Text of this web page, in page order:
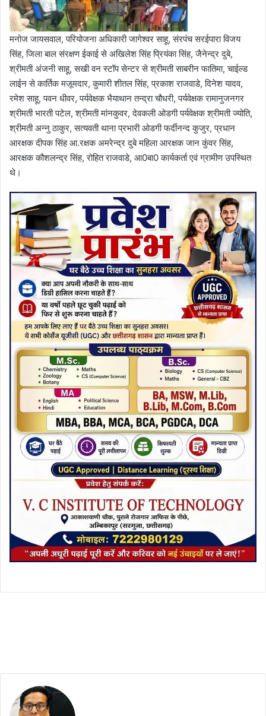
मनोज जायसवाल, परियोजना अधिकारी जागेश्वर साहू, संरपंच सरईपारा विजय
सिंह, जिला बाल संरक्षण ईकाई से अखिलेश सिंह प्रियंका सिंह, जैनेन्द्र दुबे,
श्रीमती अंजनी साहू, सखी वन स्टॉप सेन्टर से श्रीमती साबरीन फातिमा, चाईल्ड
लाईन से कार्तिक मजूमदार, कुमारी शीतल सिंह, प्रकाश राजवाडे, दिनेश यादव,
रमेश साहू, पवन धीवर, पर्यवेक्षक भैयाथान तन्द्रा चौधरी, पर्यवेक्षक रामानुजनगर
श्रीमती भारती पटेल, श्रीमती मांनकुवर, देवकली ओडगी पर्यवेक्षक श्रीमती ज्योति,
श्रीमती अन्नु ठाकुर, सत्यवती थाना प्रभारी ओडगी फर्दीनन्द कुजुर, प्रधान
आरक्षक दीपक सिंह आ.रक्षक अमरेन्द्र दुबे महिला आरक्षक जान कुंवर सिंह,
आरक्षक कौशलन्द्र सिंह, रोहित राजवाडे, आ0बा0 कार्यकर्ता एवं ग्रामीण उपस्थित
थे।